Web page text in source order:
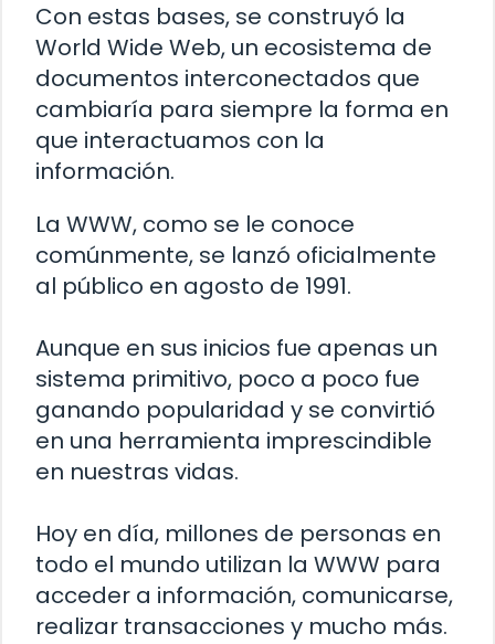
Con estas bases, se construyó la
World Wide Web, un ecosistema de
documentos interconectados que
cambiaría para siempre la forma en
que interactuamos con la
información.
La WWW, como se le conoce
comúnmente, se lanzó oficialmente
al público en agosto de 1991.
Aunque en sus inicios fue apenas un
sistema primitivo, poco a poco fue
ganando popularidad y se convirtió
en una herramienta imprescindible
en nuestras vidas.
Hoy en día, millones de personas en
todo el mundo utilizan la WWW para
acceder a información, comunicarse,
realizar transacciones y mucho más.